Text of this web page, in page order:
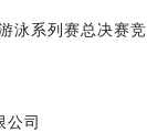
泳系列赛总决赛
公司